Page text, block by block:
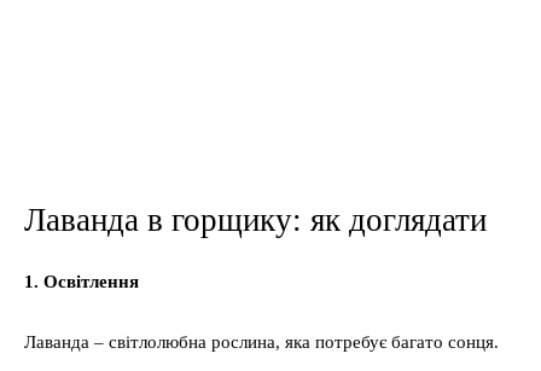
Лаванда в горщику: як доглядати
1. Освітлення
Лаванда – світлолюбна рослина, яка потребує багато сонця.